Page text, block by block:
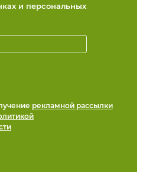
и персональных
рекламной рассылки